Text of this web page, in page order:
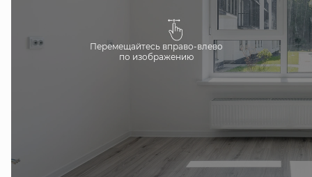
Перемещайтесь вправо-влево
по изображению